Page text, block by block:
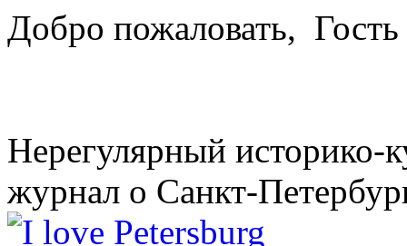
Добро пожаловать, Гость
Нерегулярный историко-
журнал о Санкт-